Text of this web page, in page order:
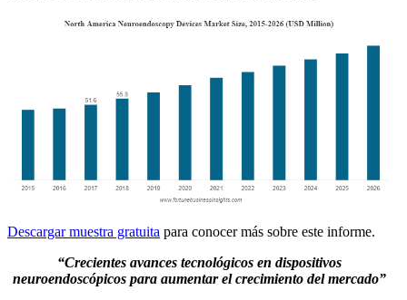
Descargar muestra gratuita para conocer más sobre este informe.
“Crecientes avances tecnológicos en dispositivos
neuroendoscópicos para aumentar el crecimiento del mercado”